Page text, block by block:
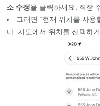
소 수정을 클릭하세요. 직장
그러면 “현재 위치를 사
다. 지도에서 위치를 선택하